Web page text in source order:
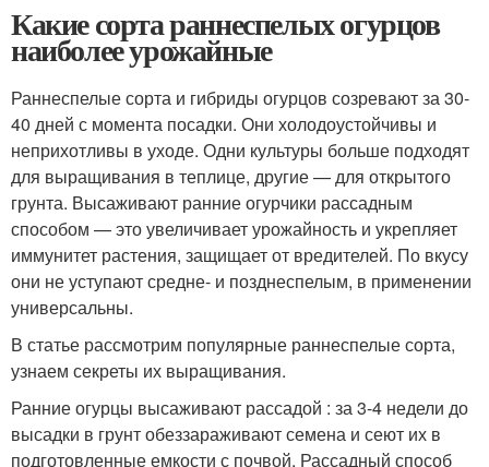
Какие сорта раннеспелых огурцов
наиболее урожайные
Раннеспелые сорта и гибриды огурцов созревают за 30-
40 дней с момента посадки. Они холодоустойчивы и
неприхотливы в уходе. Одни культуры больше подходят
для выращивания в теплице, другие — для открытого
грунта. Высаживают ранние огурчики рассадным
способом — это увеличивает урожайность и укрепляет
иммунитет растения, защищает от вредителей. По вкусу
они не уступают средне- и позднеспелым, в применении
универсальны.
В статье рассмотрим популярные раннеспелые сорта,
узнаем секреты их выращивания.
Ранние огурцы высаживают рассадой : за 3-4 недели до
высадки в грунт обеззараживают семена и сеют их в
подготовленные емкости с почвой. Рассадный способ